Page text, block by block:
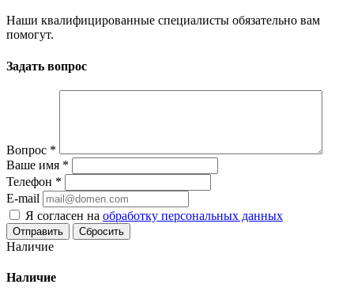
Наши квалифицированные специалисты обязательно вам
помогут.
Задать вопрос
Вопрос *
Ваше имя *
Телефон *
E-mail
Я согласен на обработку персональных данных
Сбросить
Наличие
Наличие